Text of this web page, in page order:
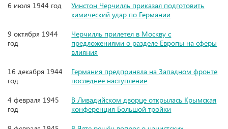
6 июля 1944 год
Уинстон Черчилль приказал подготовить
химический удар по Германии
9 октября 1944
год
Черчилль прилетел в Москву с
предложениями о разделе Европы на сферы
влияния
16 декабря 1944
год
Германия предприняла на Западном фронте
последнее наступление
4 февраля 1945
год
В Ливадийском дворце открылась Крымская
конференция Большой тройки